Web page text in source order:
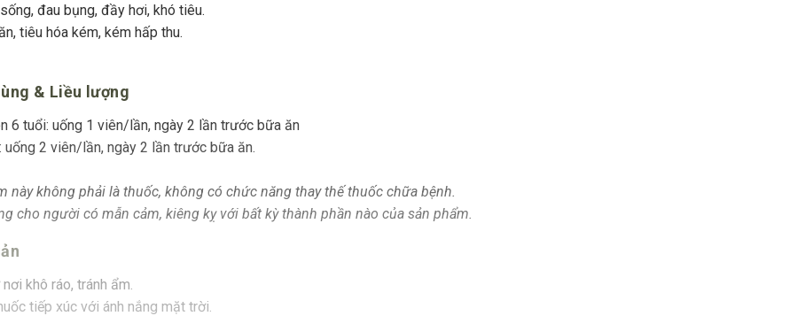
đau bụng, đầy hơi, khó tiêu.
biếng ăn, tiêu hóa kém, kém hấp thu.
& Liều lượng
6 tuổi: uống 1 viên/lần, ngày 2 lần trước bữa ăn
uống 2 viên/lần, ngày 2 lần trước bữa ăn.
này không phải là thuốc, không có chức năng thay thế thuốc chữa bệnh.
cho người có mẫn cảm, kiêng kỵ với bất kỳ thành phần nào của sản phẩm.
khô ráo, tránh ẩm.
tiếp xúc với ánh nắng mặt trời.